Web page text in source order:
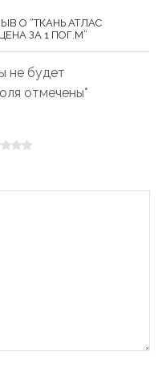
О “ТКАНЬ АТЛАС
ЗА 1 ПОГ.М”
не будет
отмечены*